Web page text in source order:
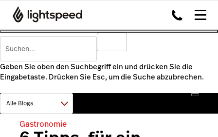
Geben Sie oben den Suchbegriff ein und drücken Sie die
Eingabetaste. Drücken Sie Esc, um die Suche abzubrechen.
Gastronomie